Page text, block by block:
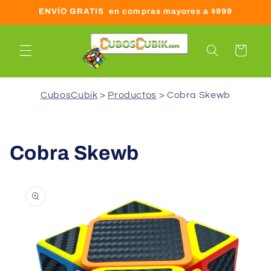
directamente
al contenido
ENVÍO GRATIS en compras mayores a $999
Carrito
CubosCubik Productos Cobra Skewb
Cobra Skewb
información